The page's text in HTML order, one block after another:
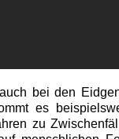
bei den
es
zu